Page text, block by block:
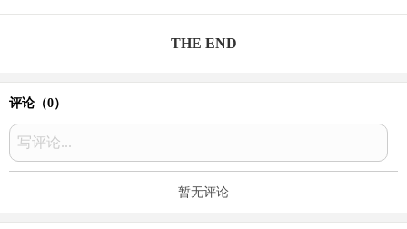
THE END
评论（0）
写评论...
暂无评论